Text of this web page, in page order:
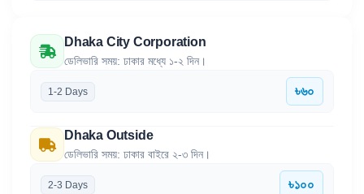
Dhaka City Corporation
ডেলিভারি সময়: ঢাকার মধ্যে ১-২ দিন।
1-2 Days ৳৬০
Dhaka Outside
ডেলিভারি সময়: ঢাকার বাইরে ২-৩ দিন।
2-3 Days ৳১০০